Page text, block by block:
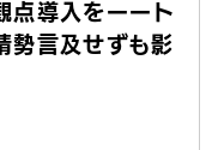
点導入をーート
勢言及せずも影